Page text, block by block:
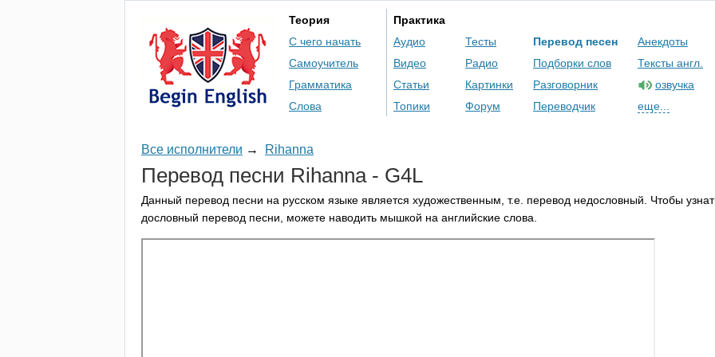
Теория
С чего начать
Самоучитель
Грамматика
Слова
Практика
Аудио
Видео
Статьи
Топики
Тесты
Радио
Картинки
Форум
Перевод песен
Подборки слов
Разговорник
Переводчик
Анекдоты
Тексты англ.
озвучка
еще...
Все исполнители → Rihanna
Перевод песни Rihanna- G4L
Данный перевод песни на русском языке является художественным, т.е. перевод недословный. Чтобы
дословный перевод песни, можете наводить мышкой на английские слова.